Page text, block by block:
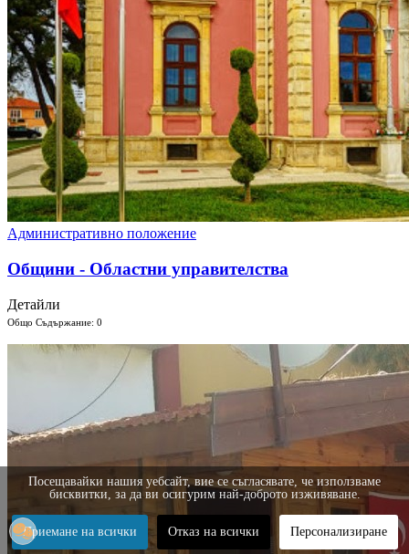
Административно положение
Общини - Областни управителства
Детайли
Общо Съдържание: 0
Посещавайки нашия уебсайт, вие се съгласявате, че използваме
бисквитки, за да ви осигурим най-доброто изживяване.
Приемане на всички Отказ на всички Персонализиране